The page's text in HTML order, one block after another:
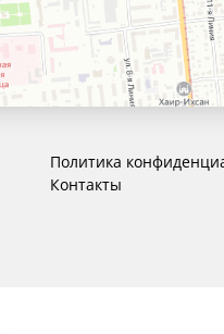
Политика
Контакты